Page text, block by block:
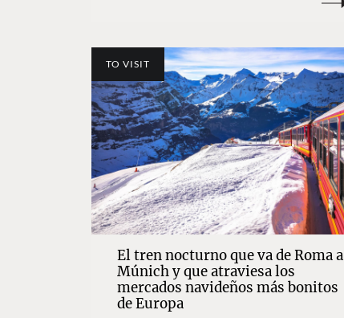
TO VISIT
El tren nocturno que va de Roma a
Múnich y que atraviesa los
mercados navideños más bonitos
de Europa